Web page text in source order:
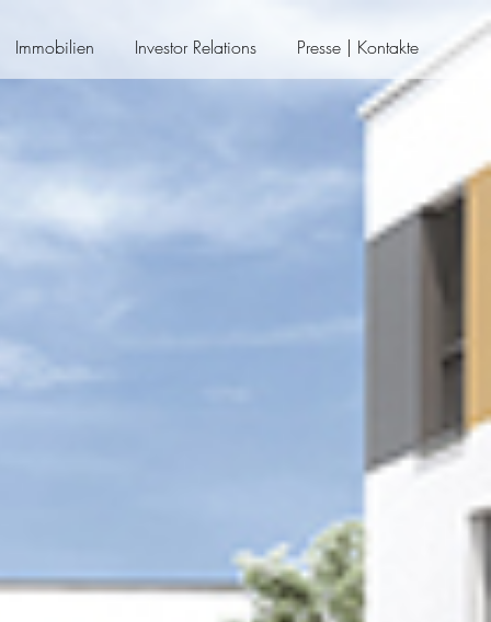
Immobilien Investor Relations Presse | Kontakte